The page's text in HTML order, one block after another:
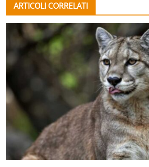
ARTICOLI CORRELATI